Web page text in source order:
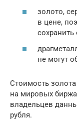
золото,
в цене,
не могут
Стоимость золота
на мировых
владельцев
рубля.